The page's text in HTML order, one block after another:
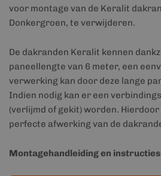
voor montage van de Keralit
Donkergroen, te verwijderen.
De dakranden Keralit kennen
paneellengte van 6 meter, een
verwerking kan door deze lange
Indien nodig kan er een
(verlijmd of gekit) worden.
perfecte afwerking van de
Montagehandleiding en